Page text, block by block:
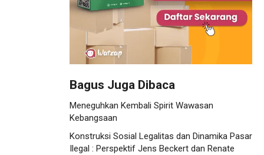
Bagus Juga Dibaca
Meneguhkan Kembali Spirit Wawasan
Kebangsaan
Konstruksi Sosial Legalitas dan Dinamika Pasar
Ilegal : Perspektif Jens Beckert dan Renate